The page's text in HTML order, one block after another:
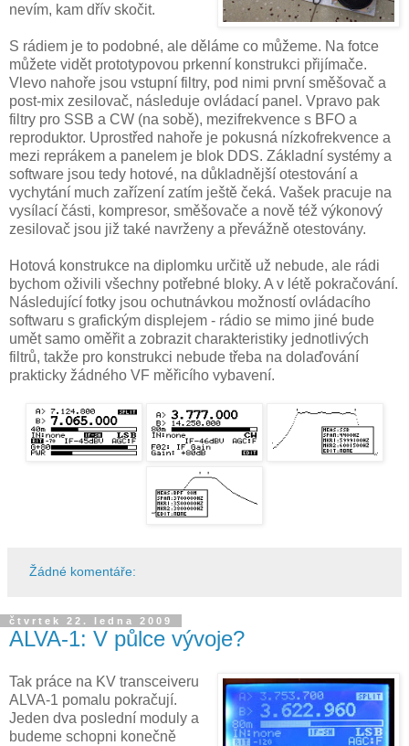
nevím, kam dřív skočit.
S rádiem je to podobné, ale děláme co můžeme. Na fotce
můžete vidět prototypovou prkenní konstrukci přijímače.
Vlevo nahoře jsou vstupní filtry, pod nimi první směšovač a
post-mix zesilovač, následuje ovládací panel. Vpravo pak
filtry pro SSB a CW (na sobě), mezifrekvence s BFO a
reproduktor. Uprostřed nahoře je pokusná nízkofrekvence a
mezi reprákem a panelem je blok DDS. Základní systémy a
software jsou tedy hotové, na důkladnější otestování a
vychytání much zařízení zatím ještě čeká. Vašek pracuje na
vysílací části, kompresor, směšovače a nově též výkonový
zesilovač jsou již také navrženy a převážně otestovány.
Hotová konstrukce na diplomku určitě už nebude, ale rádi
bychom oživili všechny potřebné bloky. A v létě pokračování.
Následující fotky jsou ochutnávkou možností ovládacího
softwaru s grafickým displejem - rádio se mimo jiné bude
umět samo oměřit a zobrazit charakteristiky jednotlivých
filtrů, takže pro konstrukci nebude třeba na dolaďování
prakticky žádného VF měřicího vybavení.
Žádné komentáře:
čtvrtek 22. ledna 2009
ALVA-1: V půlce vývoje?
Tak práce na KV transceiveru
ALVA-1 pomalu pokračují.
Jeden dva poslední moduly a
budeme schopni konečně